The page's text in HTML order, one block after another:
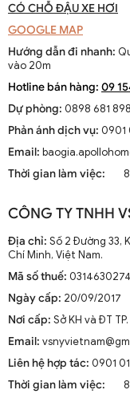
CÓ CHỖ ĐẬU XE HƠI
GOOGLE MAP
Hướng dẫn đi nhanh:
vào 20m
Hotline bán hàng: 09
Dự phòng: 0898 681 898
Phản ánh dịch vụ: 0901
Email:
Thời gian làm việc:
CÔNG TY TNHH
Địa chỉ: Số 2 Đường 33,
Chí Minh, Việt Nam.
Mã số thuế: 0314630274
Ngày cấp: 20/09/2017
Nơi cấp: Sở KH và ĐT
Email:
Liên hệ hợp tác: 0901
Thời gian làm việc: